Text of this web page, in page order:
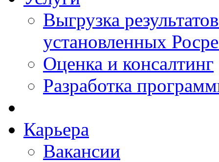
Выгрузка
установленных
Оценка и консалтинг
Разработка
Карьера
Вакансии